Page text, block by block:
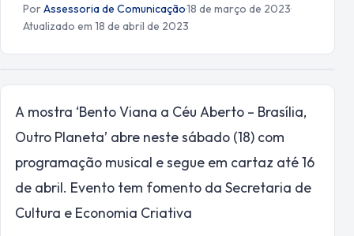
PorAssessoria de Comunicação·18 de março de 2023·
Atualizado em 18 de abril de 2023
A mostra ‘Bento Viana a Céu Aberto – Brasília,
Outro Planeta’ abre neste sábado (18) com
programação musical e segue em cartaz até 16
de abril. Evento tem fomento da Secretaria de
Cultura e Economia Criativa